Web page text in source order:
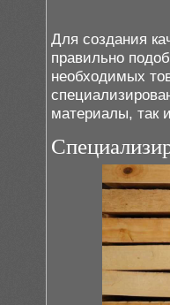
Для создания
правильно
необходимых
материалы, так